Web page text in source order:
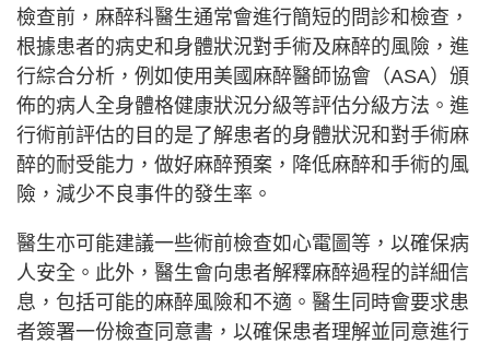
檢查前，麻醉科醫生通常會進行簡短的問診和檢查，
根據患者的病史和身體狀況對手術及麻醉的風險，進
行綜合分析，例如使用美國麻醉醫師協會（ASA）頒
佈的病人全身體格健康狀況分級等評估分級方法。進
行術前評估的目的是了解患者的身體狀況和對手術麻
醉的耐受能力，做好麻醉預案，降低麻醉和手術的風
險，減少不良事件的發生率。
醫生亦可能建議一些術前檢查如心電圖等，以確保病
人安全。此外，醫生會向患者解釋麻醉過程的詳細信
息，包括可能的麻醉風險和不適。醫生同時會要求患
者簽署一份檢查同意書，以確保患者理解並同意進行